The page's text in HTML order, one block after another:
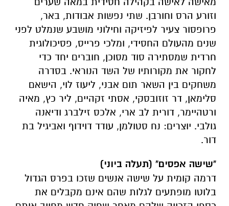
וזורע הרס וחורבן. שתי נפשות אבודות, באר,
פרופסור צעיר לפיזיקה וחילוני מושבע שנמלט לפני
שנים מהעולם החסידי, ומלכי פרייס, פסיכולוגית
חרדית שמסתירה סוד מסוכן, חוברים יחד כדי
לחקור את מקורותיו של השד הנוראי. בסדרה
משחקים בין השאר תום אבני, ליעוז לוי, הישאם
סלימאן, דר זוזובסקי, אסתי זקהיים, ליר כץ, מאיה
ורטהיימר, דורית לב ארי, אלכס זילברג ודיאנה
גולבי. יוצרים: נח סטולמן, עודד דוידוף ואביגיל בת
דור.
"שישה אפסים" (תעלה ביוני)
דרמה קומית על שישה אנשים שזכו בפרס הגדול
בלוטו מופתעים לגלות שהם אינם מקבלים את